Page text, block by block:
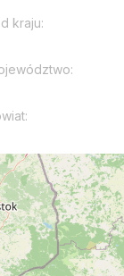
kraju: